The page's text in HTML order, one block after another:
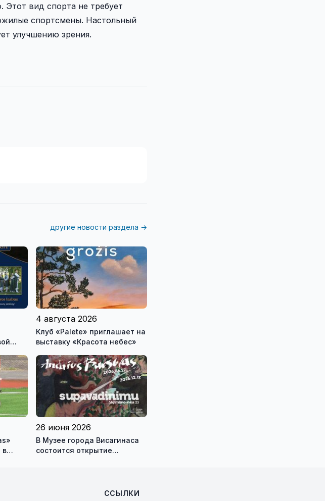
Этот вид спорта не требует
спортсмены. Настольный
улучшению зрения.
другие новости раздела →
4 августа 2026
Клуб «Palete» приглашает на
выставку «Красота небес»
в
26 июня 2026
В Музее города Висагинаса
состоится открытие
ССЫЛКИ